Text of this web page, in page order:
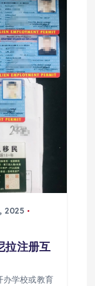
2025
拉注册互
办学校或教育